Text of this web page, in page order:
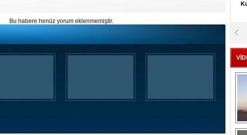
Bu habere henüz yorum eklenmemiştir.